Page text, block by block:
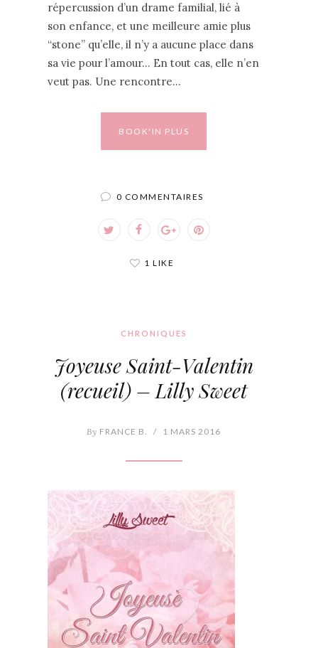
répercussion d’un drame familial, lié à
son enfance, et une meilleure amie plus
“stone” qu’elle, il n’y a aucune place dans
sa vie pour l’amour… En tout cas, elle n’en
veut pas. Une rencontre…
BOOK'IN PLUS
0 COMMENTAIRES
1 LIKE
CHRONIQUES
Joyeuse Saint-Valentin
(recueil) – Lilly Sweet
By FRANCE B. / 1 MARS 2016